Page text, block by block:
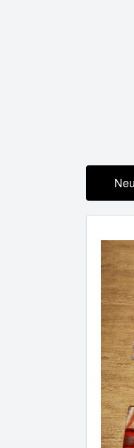
Neu